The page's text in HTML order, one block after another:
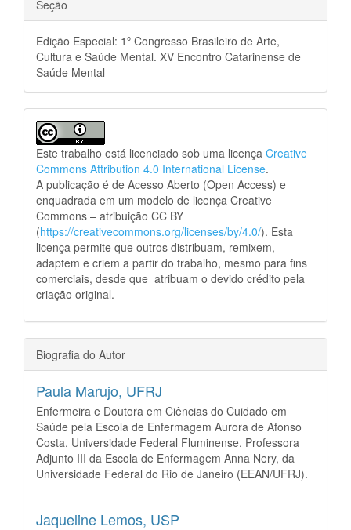
Seção
Edição Especial: 1º Congresso Brasileiro de Arte,
Cultura e Saúde Mental. XV Encontro Catarinense de
Saúde Mental
Este trabalho está licenciado sob uma licença Creative
Commons Attribution 4.0 International License.
A publicação é de Acesso Aberto (Open Access) e
enquadrada em um modelo de licença Creative
Commons – atribuição CC BY
(https://creativecommons.org/licenses/by/4.0/). Esta
licença permite que outros distribuam, remixem,
adaptem e criem a partir do trabalho, mesmo para fins
comerciais, desde que atribuam o devido crédito pela
criação original.
Biografia do Autor
Paula Marujo, UFRJ
Enfermeira e Doutora em Ciências do Cuidado em
Saúde pela Escola de Enfermagem Aurora de Afonso
Costa, Universidade Federal Fluminense. Professora
Adjunto III da Escola de Enfermagem Anna Nery, da
Universidade Federal do Rio de Janeiro (EEAN/UFRJ).
Jaqueline Lemos, USP